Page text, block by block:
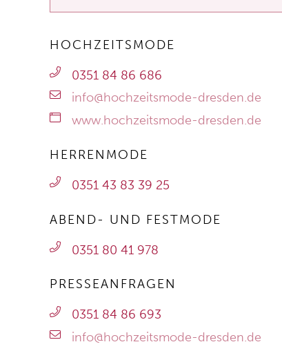
HOCHZEITSMODE
0351 84 86 686
info@hochzeitsmode-dresden.de
www.hochzeitsmode-dresden.de
HERRENMODE
0351 43 83 39 25
ABEND- UND FESTMODE
0351 80 41 978
PRESSEANFRAGEN
0351 84 86 693
info@hochzeitsmode-dresden.de